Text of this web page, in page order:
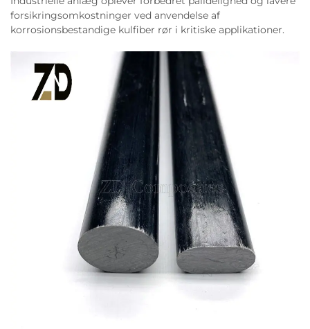
forsikringsomkostninger ved anvendelse af
korrosionsbestandige kulfiber rør i kritiske applikationer.